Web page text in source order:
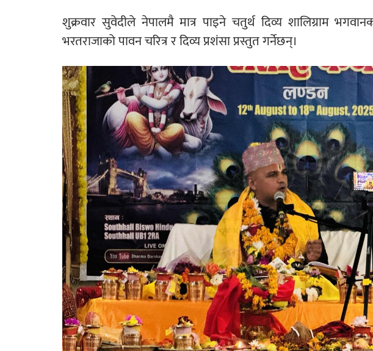
शुक्रवार सुवेदीले नेपालमै मात्र पाइने चतुर्थ दिव्य शालिग्राम
भरतराजाको पावन चरित्र र दिव्य प्रशंसा प्रस्तुत गर्नेछन्।